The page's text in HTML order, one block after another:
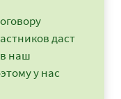
даст
наш
у нас